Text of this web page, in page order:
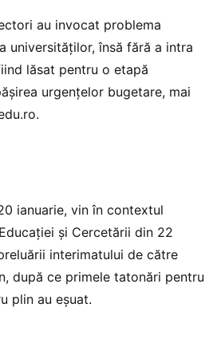
au invocat problema
universităților, însă fără a intra
lăsat pentru o etapă
urgențelor bugetare, mai
ianuarie, vin în contextul
și Cercetării din 22
interimatului de către
după ce primele tatonări pentru
plin au eșuat.